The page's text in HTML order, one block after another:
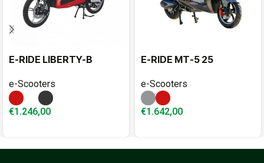
E-RIDE LIBERTY-B
e-Scooters
€1.246,00
E-RIDE MT-5 25
e-Scooters
€1.642,00